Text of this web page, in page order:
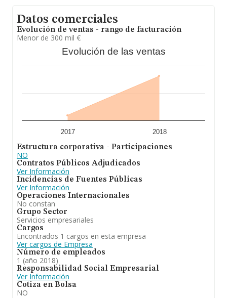
Datos comerciales
Evolución de ventas - rango de facturación
Menor de 300 mil €
Evolución de las ventas
2017 2018
Estructura corporativa - Participaciones
NO
Contratos Públicos Adjudicados
Ver Información
Incidencias de Fuentes Públicas
Ver Información
Operaciones Internacionales
No constan
Grupo Sector
Servicios empresariales
Cargos
Encontrados 1 cargos en esta empresa
Ver cargos de Empresa
Número de empleados
1 (año 2018)
Responsabilidad Social Empresarial
Ver Información
Cotiza en Bolsa
NO